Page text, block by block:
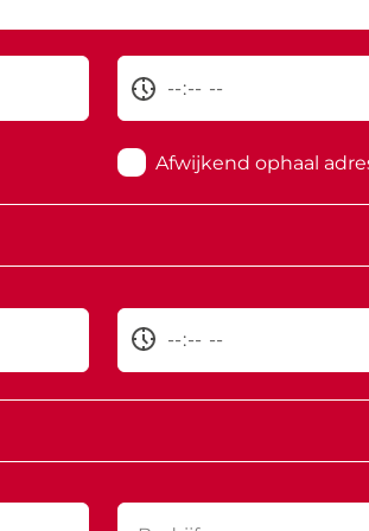
Afwijkend ophaal